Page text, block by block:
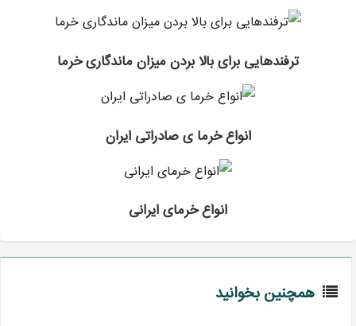
ترفندهایی برای بالا بردن میزان ماندگاری خرما
انواع خرما ی صادراتی ایران
انواع خرمای ایرانی
همچنین بخوانید